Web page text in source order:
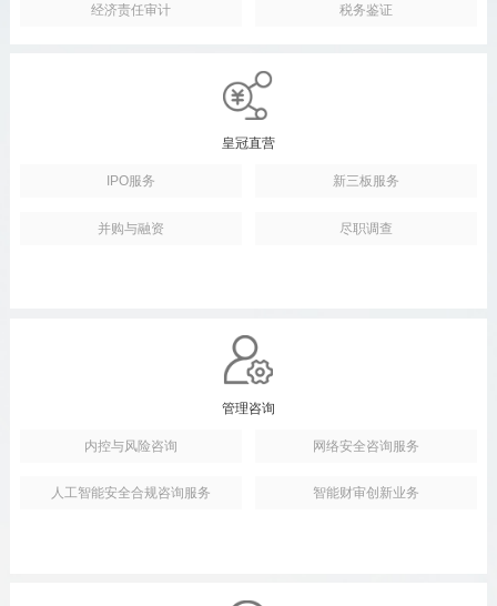
经济责任审计 税务鉴证
皇冠直营
IPO服务 新三板服务
并购与融资 尽职调查
管理咨询
内控与风险咨询 网络安全咨询服务
人工智能安全合规咨询服务 智能财审创新业务